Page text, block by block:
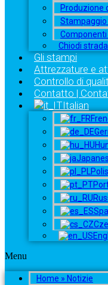
Produzione
Chiodi
Gli stampi
Attrezzature e
Controllo di
Contatto |
Italian
Menu
Home » Notizie